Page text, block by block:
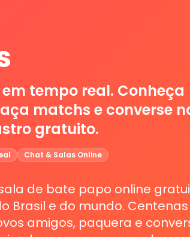
tempo real. Conheça
matchs e converse
gratuito.
Chat & Salas Online
de bate papo online
Brasil e do mundo.
amigos, paquera e